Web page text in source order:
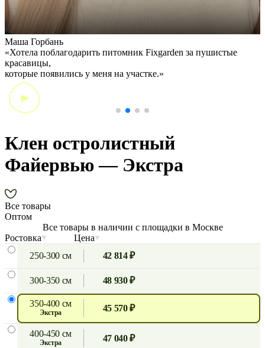
Маша Горбань
«Хотела поблагодарить питомник Fixgarden за пушистые
красавицы,
которые появились у меня на участке.»
Клен остролистный
Файервью — Экстра
Все товары
Оптом
Все товары в наличии с площадки в Москве
Ростовка
Цена
250-300 см
42 814 ₽
300-350 см 48 930 ₽
350-400 см
экстра 45 570 ₽
400-450 см
экстра 47 040 ₽